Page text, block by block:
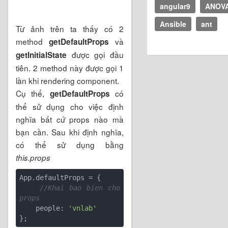
Từ ảnh trên ta thấy có 2
method getDefaultProps và
getInitialState được gọi đầu
tiên. 2 method này được gọi 1
lần khi rendering component.
Cụ thể, getDefaultProps có
thể sử dụng cho việc định
nghĩa bất cứ props nào mà
bạn cần. Sau khi định nghĩa,
có thể sử dụng bằng
this.props
App.defaultProps = {
//Khai bao bien cho
props
    people:
'vnlab'
angular9
Ansible
ant